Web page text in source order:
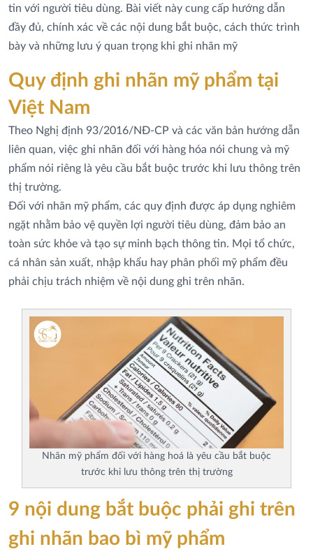
tin với người tiêu dùng. Bài viết này cung cấp hướng dẫn
đầy đủ, chính xác về các nội dung bắt buộc, cách thức trình
bày và những lưu ý quan trọng khi ghi nhãn mỹ
Quy định ghi nhãn mỹ phẩm tại
Việt Nam
Theo Nghị định 93/2016/NĐ-CP và các văn bản hướng dẫn
liên quan, việc ghi nhãn đối với hàng hóa nói chung và mỹ
phẩm nói riêng là yêu cầu bắt buộc trước khi lưu thông trên
thị trường.
Đối với nhãn mỹ phẩm, các quy định được áp dụng nghiêm
ngặt nhằm bảo vệ quyền lợi người tiêu dùng, đảm bảo an
toàn sức khỏe và tạo sự minh bạch thông tin. Mọi tổ chức,
cá nhân sản xuất, nhập khẩu hay phân phối mỹ phẩm đều
phải chịu trách nhiệm về nội dung ghi trên nhãn.
Nhãn mỹ phẩm đối với hàng hoá là yêu cầu bắt buộc
trước khi lưu thông trên thị trường
9 nội dung bắt buộc phải ghi trên
ghi nhãn bao bì mỹ phẩm